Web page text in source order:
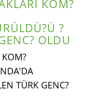
KOM?
?
OLDU
KOM?
TÜRK GENC?